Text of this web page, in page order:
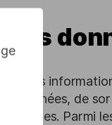
des
les
données, de
Parmi